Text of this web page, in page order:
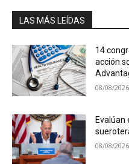
LAS MÁS LEÍDAS
14
acción
08/08/2026
Evalúan
08/08/2026